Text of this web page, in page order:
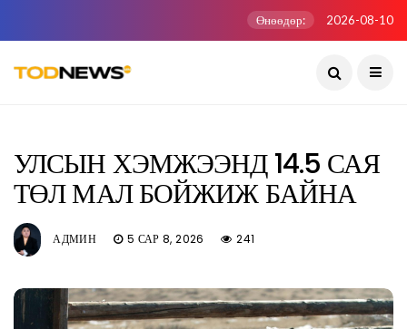
Өнөөдөр: 2026-08-10
УЛСЫН ХЭМЖЭЭНД 14.5 САЯ
ТӨЛ МАЛ БОЙЖИЖ БАЙНА
АДМИН 5 САР 8, 2026 241